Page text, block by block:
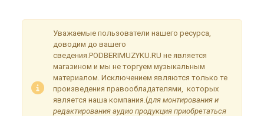
Уважаемые пользователи нашего ресурса,
доводим до вашего
сведения.PODBERIMUZYKU.RU не является
магазином и мы не торгуем музыкальным
материалом. Исключением являются только те
произведения правообладателями, которых
является наша компания.(для монтирования и
редактирования аудио продукция приобретаться